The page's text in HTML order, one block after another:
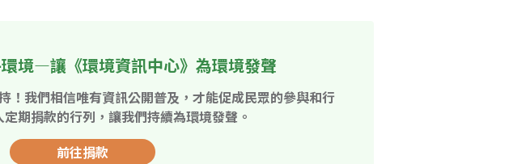
境—讓《環境資訊中心》為環境發聲
！我們相信唯有資訊公開普及，才能促成民眾的參與和行
期捐款的行列，讓我們持續為環境發聲。
前往捐款